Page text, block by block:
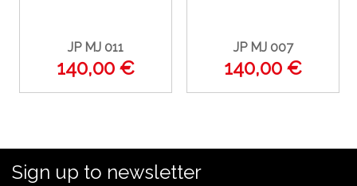
JP MJ 011
140,00 €
JP MJ 007
140,00 €
Sign up to newsletter